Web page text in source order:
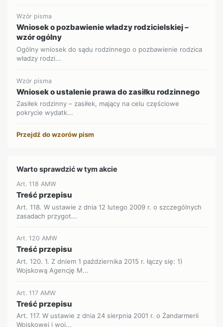
Wzór pisma
Wniosek o pozbawienie władzy rodzicielskiej –
wzór ogólny
Ogólny wniosek do sądu rodzinnego o pozbawienie rodzica
władzy rodzi...
Wzór pisma
Wniosek o ustalenie prawa do zasiłku rodzinnego
Zasiłek rodzinny – zasiłek, mający na celu częściowe
pokrycie wydatk...
Przejdź do wzorów pism
Warto sprawdzić w tym akcie
Art. 118 AMW
Treść przepisu
Art. 118. W ustawie z dnia 12 lutego 2009 r. o szczególnych
zasadach przygot...
Art. 120 AMW
Treść przepisu
Art. 120. 1. Z dniem 1 października 2015 r. łączy się: 1)
Wojskową Agencję M...
Art. 117 AMW
Treść przepisu
Art. 117. W ustawie z dnia 24 sierpnia 2001 r. o Żandarmerii
Wojskowej i woj...